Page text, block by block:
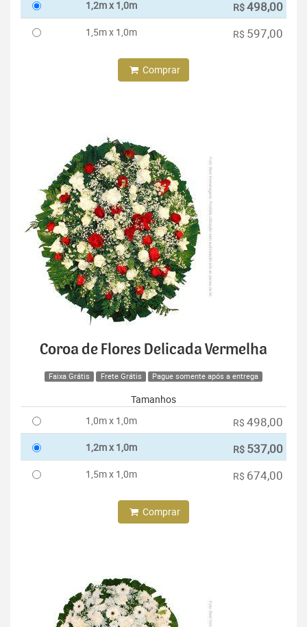
1,2m x 1,0m R$498,00
1,5m x 1,0m R$ 597,00
Comprar
Coroa de Flores Delicada Vermelha
Faixa Grátis Frete Grátis Pague somente após a entrega
Tamanhos
1,0m x 1,0m
R$ 498,00
1,2m x 1,0m R$ 537,00
1,5m x 1,0m R$ 674,00
Comprar